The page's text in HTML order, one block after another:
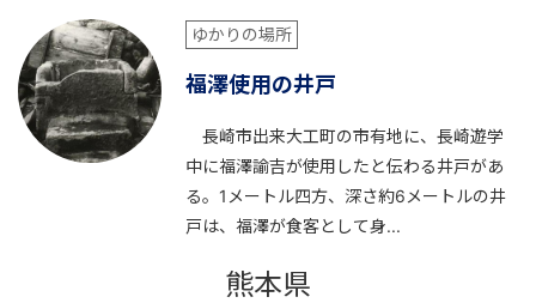
ゆかりの場所
福澤使用の井戸
長崎市出来大工町の市有地に、長崎遊学
中に福澤諭吉が使用したと伝わる井戸があ
る。1メートル四方、深さ約6メートルの井
戸は、福澤が食客として身...
熊本県